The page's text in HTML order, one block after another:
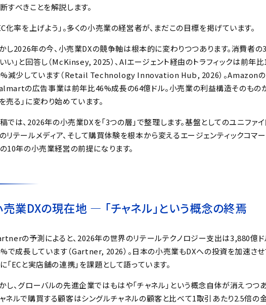
すべきことを解説します。
化率を上げよう」。多くの小売業の経営者が、まだこの目標を掲げています。
し2026年の今、小売業DXの競争軸は根本的に変わりつつあります。消費者
い」と回答し（McKinsey, 2025）、AIエージェント経由のトラフィックは前年
減少しています（Retail Technology Innovation Hub, 2026）。Amazonの
の広告事業は前年比46%成長の64億ドル。小売業の利益構造そのものが
売る」に変わり始めています。
では、2026年の小売業DXを「3つの層」で整理します。基盤としてのユニファ
リテールメディア、そして購買体験を根本から変えるエージェンティックコマー
10年の小売業経営の前提になります。
業DXの現在地 ― 「チャネル」という概念の終焉
の予測によると、2026年の世界のリテールテクノロジー支出は3,880億
で成長しています（Gartner, 2026）。日本の小売業もDXへの投資を加速させ
「ECと実店舗の連携」を課題として語っています。
し、グローバルの先進企業ではもはや「チャネル」という概念自体が消えつつ
ネルで購買する顧客はシングルチャネルの顧客と比べて1取引あたり2.5倍の